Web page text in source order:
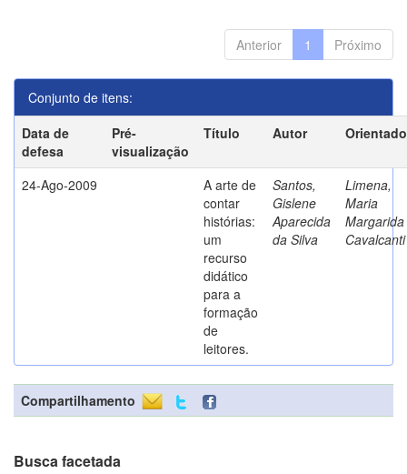
Anterior 1 Próximo
Conjunto de itens:
Data de
defesa
Pré-
visualização
Título Autor
24-Ago-2009
A arte de
contar
histórias:
um
recurso
didático
para a
formação
de
leitores.
Santos,
Gislene
Aparecida
da Silva
Limena,
Maria
Margarida
Cavalcanti
Compartilhamento
Busca facetada